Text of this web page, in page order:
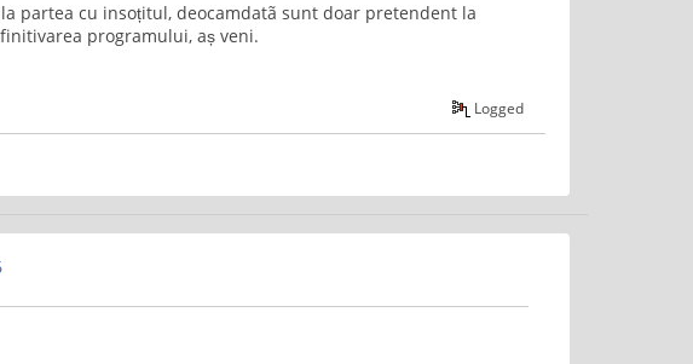
partea cu insoțitul, deocamdatã sunt doar pretendent la
programului, aș veni.
Logged